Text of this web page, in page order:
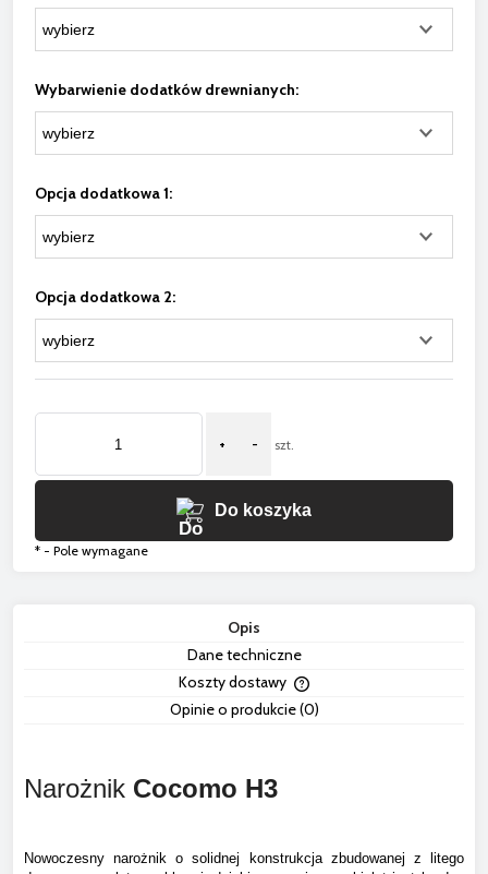
Wybarwienie dodatków drewnianych:
Opcja dodatkowa 1:
Opcja dodatkowa 2:
+ - szt.
Do koszyka
* - Pole wymagane
Opis
Dane techniczne
Koszty dostawy
Cena nie zawiera
Opinie o produkcie (0)
Narożnik Cocomo H3
Nowoczesny narożnik o solidnej konstrukcja zbudowanej z litego